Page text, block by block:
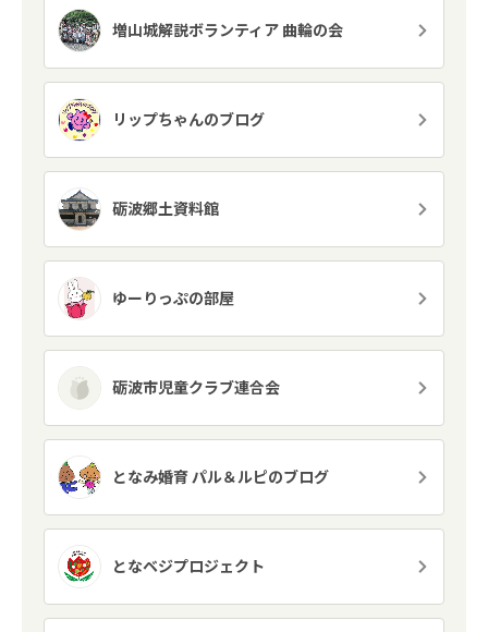
増山城解説ボランティア 曲輪の会
リップちゃんのブログ
砺波郷土資料館
ゆーりっぷの部屋
砺波市児童クラブ連合会
となみ婚育 パル＆ルピのブログ
となベジプロジェクト